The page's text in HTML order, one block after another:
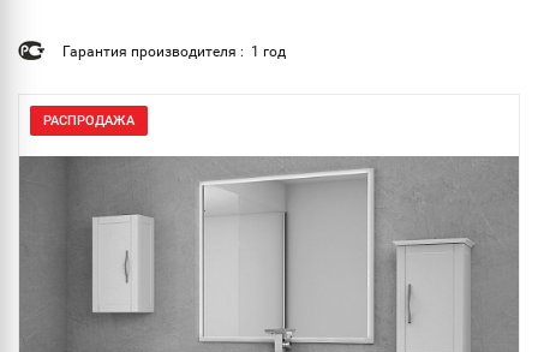
Гарантия производителя : 1 год
РАСПРОДАЖА